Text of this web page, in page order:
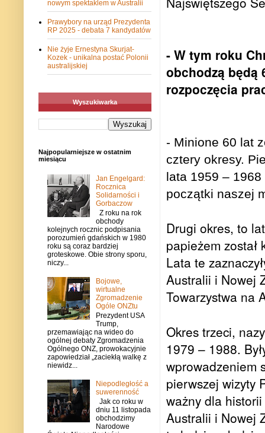
- W tym roku
obchodzą będą
rozpoczęcia
- Minione 60 lat
cztery okresy.
lata 1959 –
początki naszej
Drugi okres, to
papieżem
Lata te
Australii i Nowej
Towarzystwa na
Okres trzeci,
1979 – 1988.
wprowadzeniem
pierwszej wizyty
ważny dla
Australii i Nowej
nowym spektaklem w Australii
Prawybory na urząd Prezydenta
RP 2025 - debata 7 kandydatów
Nie żyje Ernestyna Skurjat-
Kozek - unikalna postać Polonii
australijskiej
Wyszukiwarka
Najpopularniejsze w ostatnim
miesiącu
Jan Engelgard:
Rocznica
Solidarności i
Gorbaczow
Z roku na rok
obchody
kolejnych rocznic podpisania
porozumień gdańskich w 1980
roku są coraz bardziej
groteskowe. Obie strony sporu,
niczy...
Bojowe,
wirtualne
Zgromadzenie
Ogóle ONZtu
Prezydent USA
Trump,
przemawiając na wideo do
ogólnej debaty Zgromadzenia
Ogólnego ONZ, prowokacyjnie
zapowiedział „zaciekłą walkę z
niewidz...
Niepodległość a
suwerenność
Jak co roku w
dniu 11 listopada
obchodzimy
Narodowe